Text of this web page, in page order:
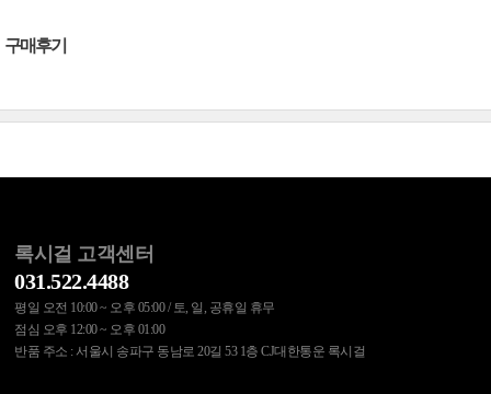
구매후기
록시걸 고객센터
031.522.4488
평일 오전 10:00 ~ 오후 05:00 / 토, 일, 공휴일 휴무
점심 오후 12:00 ~ 오후 01:00
반품 주소 : 서울시 송파구 동남로 20길 53 1층 CJ대한통운 록시걸